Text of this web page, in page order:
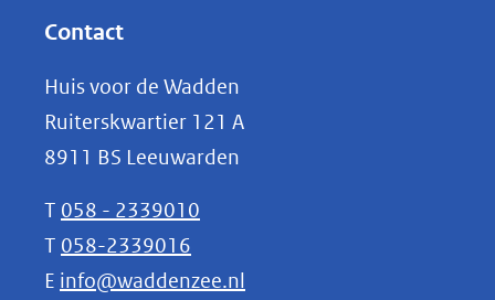
(verwijst
naar
een
andere
website)
Contact
Huis voor de Wadden
Ruiterskwartier 121 A
8911 BS Leeuwarden
T 058 - 2339010
T 058-2339016
E info@waddenzee.nl